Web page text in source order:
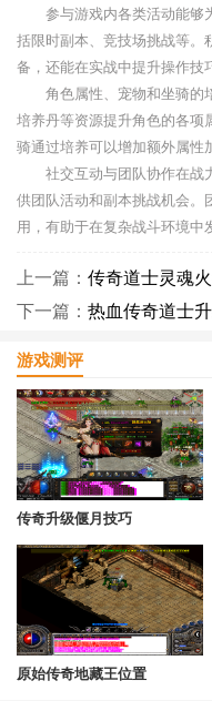
参与游戏内各类活动能够
括限时副本、竞技场挑战等。
备，还能在实战中提升操作技
角色属性、宠物和坐骑的
培养丹等资源提升角色的各项
骑通过培养可以增加额外属性
社交互动与团队协作在战
供团队活动和副本挑战机会。
用，有助于在复杂战斗环境中
上一篇： 传奇道士灵魂
下一篇： 热血传奇道士
游戏测评
传奇升级偃月技巧
原始传奇地藏王位置